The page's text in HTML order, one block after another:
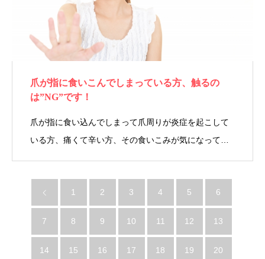
爪が指に食いこんでしまっている方、触るの
は”NG”です！
爪が指に食い込んでしまって爪周りが炎症を起こして
いる方、痛くて辛い方、その食いこみが気になって…
1 2 3 4 5 6
7 8 9 10 11 12 13
14 15 16 17 18 19 20